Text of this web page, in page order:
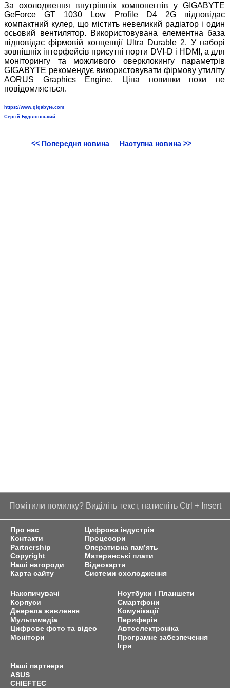
За охолодження внутрішніх компонентів у GIGABYTE
GeForce GT 1030 Low Profile D4 2G відповідає
компактний кулер, що містить невеликий радіатор і один
осьовий вентилятор. Використовувана елементна база
відповідає фірмовій концепції Ultra Durable 2. У наборі
зовнішніх інтерфейсів присутні порти DVI-D і HDMI, а для
моніторингу та можливого оверклокингу параметрів
GIGABYTE рекомендує використовувати фірмову утиліту
AORUS Graphics Engine. Ціна новинки поки не
повідомляється.
https://www.gigabyte.com
Сергій Буділовський
<< Попередня новина Наступна новина >>
Помітили помилку? Виділіть текст, натисніть Ctrl + Insert
Про нас
Контакти
Partnership
Copyright
Наші нагороди
Карта сайту
Цифрова індустрія
Процесори
Оперативна пам’ять
Материнські плати
Відеокарти
Системи охолодження
Накопичувачі
Корпуси
Джерела живлення
Мультимедіа
Цифрове фото та відео
Монітори
Ноутбуки і Планшети
Смартфони
Комунікації
Периферія
Автоелектроніка
Програмне забезпечення
Ігри
Наші партнери
ASUS
CHIEFTEC